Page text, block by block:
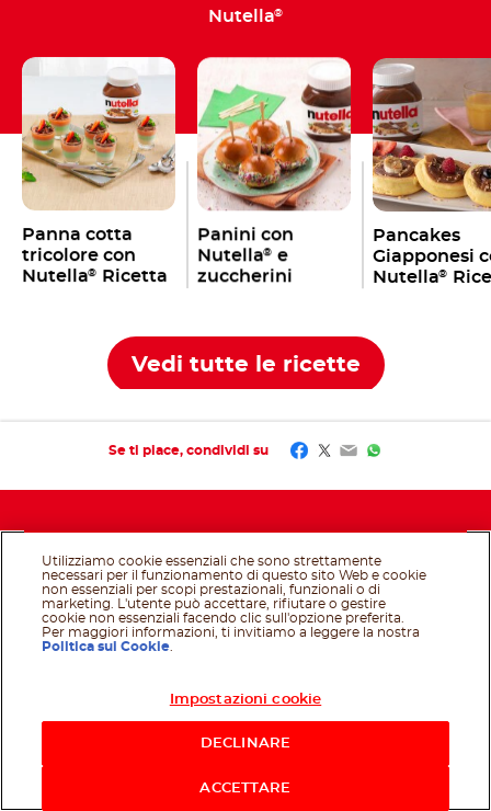
Nutella®
Panna cotta
tricolore con
Nutella® Ricetta
Panini con
Nutella® e
zuccherini
Pancakes
Giapponesi
Nutella®
Vedi tutte le ricette
Se ti piace, condividi su Facebook
Twitter
EmailWhatsApp
Ferrero websites
Scopri Nutella
Ricette e riutilizzo del vasetto
Da non perdere
Prodotti
Utilizziamo cookie essenziali che sono strettamente
necessari per il funzionamento di questo sito Web e cookie
non essenziali per scopi prestazionali, funzionali o di
marketing. L'utente può accettare, rifiutare o gestire
cookie non essenziali facendo clic sull'opzione preferita.
Per maggiori informazioni, ti invitiamo a leggere la nostra
Politica sui Cookie
Impostazioni cookie
DECLINARE
ACCETTARE